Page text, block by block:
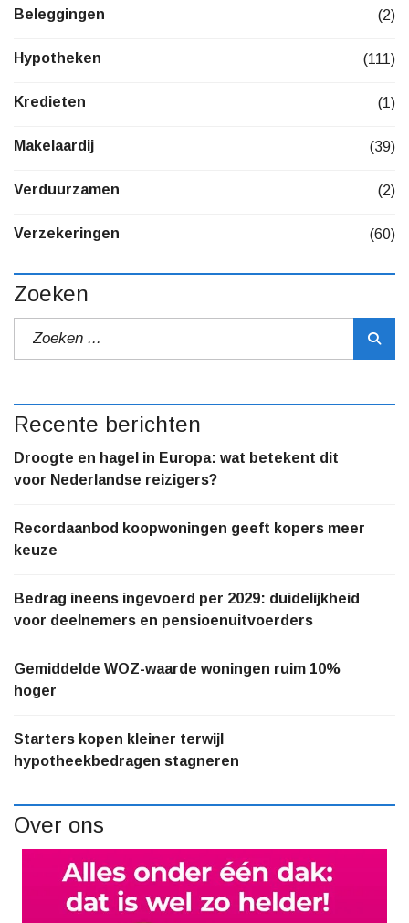
Beleggingen (2)
Hypotheken (111)
Kredieten (1)
Makelaardij (39)
Verduurzamen (2)
Verzekeringen (60)
Zoeken
Recente berichten
Droogte en hagel in Europa: wat betekent dit
voor Nederlandse reizigers?
Recordaanbod koopwoningen geeft kopers meer
keuze
Bedrag ineens ingevoerd per 2029: duidelijkheid
voor deelnemers en pensioenuitvoerders
Gemiddelde WOZ-waarde woningen ruim 10%
hoger
Starters kopen kleiner terwijl
hypotheekbedragen stagneren
Over ons